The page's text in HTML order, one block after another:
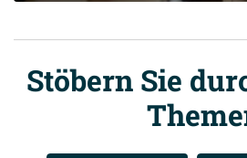
Stöbern Sie